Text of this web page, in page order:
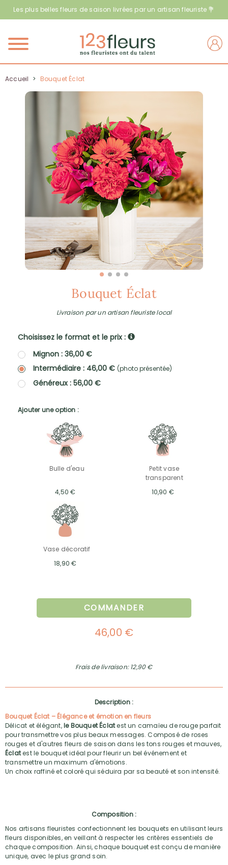
Les plus belles fleurs de saison livrées par un artisan fleuriste 💐
Menu
Accueil > Bouquet Éclat
Bouquet Éclat
Livraison par un artisan fleuriste local
Choisissez le format et le prix :
Mignon : 36,00 €
Intermédiaire : 46,00 € (photo présentée)
Généreux : 56,00 €
Ajouter une option :
Bulle d'eau
4,50 €
Petit vase
transparent
10,90 €
Vase décoratif
18,90 €
COMMANDER
46,00 €
Frais de livraison: 12,90 €
Description :
Bouquet Éclat – Élégance et émotion en fleurs
Délicat et élégant,le Bouquet Éclatest un camaïeu de rouge parfait
pour transmettre vos plus beaux messages. Composé de roses
rouges et d'autres fleurs de saison dans les tons rouges et mauves,
Éclatest le bouquet idéal pour fleurir un bel événement et
transmettre un maximum d'émotions.
Un choix raffiné et coloré qui séduira par sa beauté et son intensité.
Composition :
Nos artisans fleuristes confectionnent les bouquets en utilisant leurs
fleurs disponibles, en veillant à respecter les critères essentiels de
chaque composition. Ainsi, chaque bouquet est conçu de manière
unique, avec le plus grand soin.